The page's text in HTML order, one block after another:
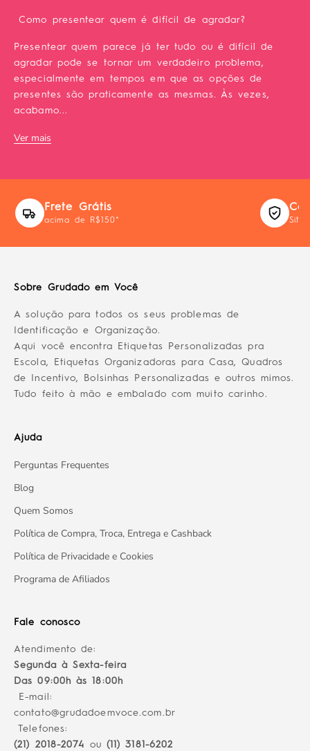
Como presentear quem é difícil de agradar?
Presentear quem parece já ter tudo ou é difícil de
agradar pode se tornar um verdadeiro problema,
especialmente em tempos em que as opções de
presentes são praticamente as mesmas. Às vezes,
acabamo...
Ver mais
Frete Grátis
acima de R$150* Site
Sobre Grudado em Você
A solução para todos os seus problemas de
Identificação e Organização.
Aqui você encontra Etiquetas Personalizadas pra
Escola, Etiquetas Organizadoras para Casa, Quadros
de Incentivo, Bolsinhas Personalizadas e outros mimos.
Tudo feito à mão e embalado com muito carinho.
Ajuda
Perguntas Frequentes
Blog
Quem Somos
Política de Compra, Troca, Entrega e Cashback
Política de Privacidade e Cookies
Programa de Afiliados
Fale conosco
Atendimento de:
Segunda à Sexta-feira
Das 09:00h às 18:00h
E-mail:
contato@grudadoemvoce.com.br
Telefones:
(21) 2018-2074
ou (11) 3181-6202